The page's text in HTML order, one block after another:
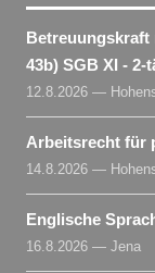
Betreuungskraft
43b) SGB XI -
12.8.2026 —
Arbeitsrecht für
14.8.2026 —
Englische
16.8.2026 — Jena